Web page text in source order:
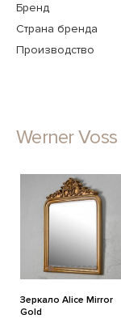
Бренд
Страна бренда
Производство
Werner Voss
Зеркало Alice Mirror
Gold